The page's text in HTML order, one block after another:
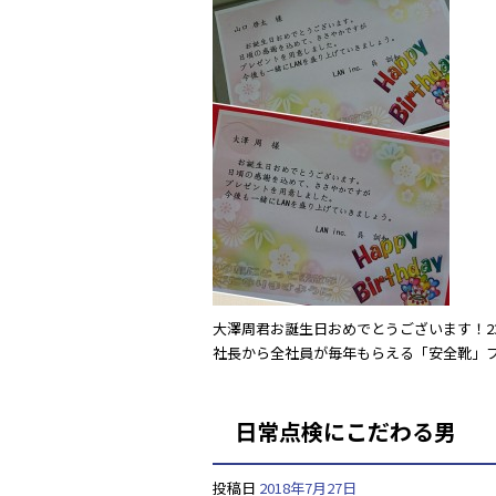
e
b
o
o
k
er
大澤周君お誕生日おめでとうございます！
社長から全社員が毎年もらえる「安全靴」
日常点検にこだわる男
投稿日 2018年7月27日